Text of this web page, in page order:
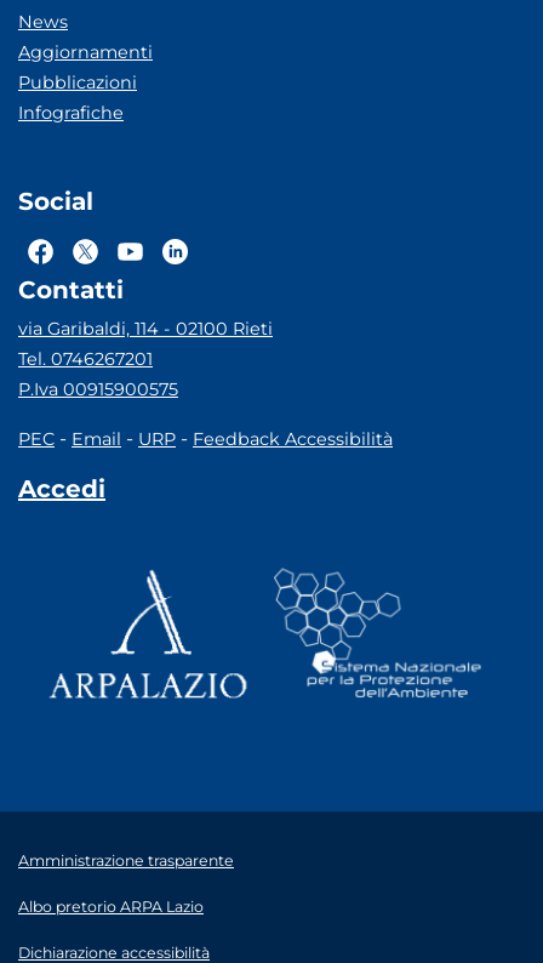
News
Aggiornamenti
Pubblicazioni
Infografiche
Social
Contatti
via Garibaldi, 114 - 02100 Rieti
Tel. 0746267201
P.Iva 00915900575
PEC - Email - URP - Feedback Accessibilità
Accedi
Amministrazione trasparente
Albo pretorio ARPA Lazio
Dichiarazione accessibilità